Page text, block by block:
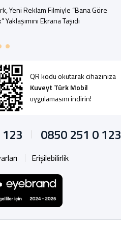
QR kodu okutarak cihazınıza
Kuveyt Türk Mobil
uygulamasını indirin!
Yeni Reklam Filmiyle “Bana Göre
Yaklaşımını Ekrana Taşıdı
0850 251 0 123
Erişilebilirlik